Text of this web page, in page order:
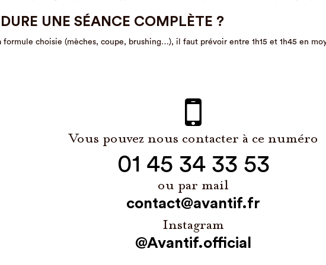
UNE SÉANCE COMPLÈTE ?
choisie (mèches, coupe, brushing…), il faut prévoir entre 1h15 et 1h45 en
Vous pouvez nous contacter à ce numéro
01 45 34 33 53
ou par mail
contact@avantif.fr
Instagram
@Avantif.official